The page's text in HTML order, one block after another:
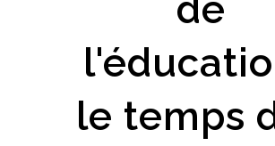
de
le temps